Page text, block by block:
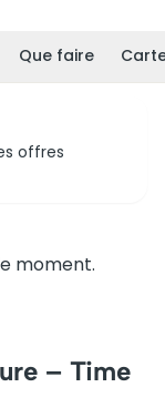
Que faire
offres
moment.
– Time